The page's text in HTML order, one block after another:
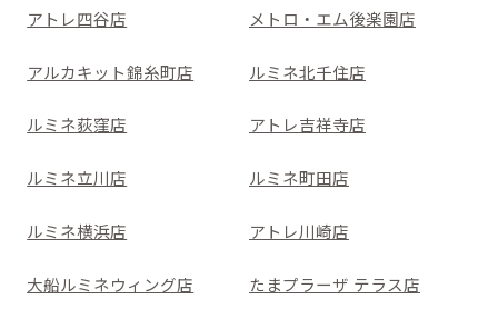
アトレ四谷店 メトロ・エム後楽園店
アルカキット錦糸町店 ルミネ北千住店
ルミネ荻窪店 アトレ吉祥寺店
ルミネ立川店 ルミネ町田店
ルミネ横浜店 アトレ川崎店
大船ルミネウィング店 たまプラーザ テラス店